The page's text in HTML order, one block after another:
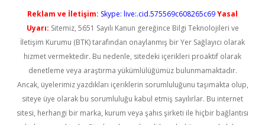
Reklam ve İletişim: Skype: live:.cid.575569c608265c69Yasal
Uyarı: Sitemiz, 5651 Sayılı Kanun gereğince Bilgi Teknolojileri ve
İletişim Kurumu (BTK) tarafından onaylanmış bir Yer Sağlayıcı olarak
hizmet vermektedir. Bu nedenle, sitedeki içerikleri proaktif olarak
denetleme veya araştırma yükümlülüğümüz bulunmamaktadır.
Ancak, üyelerimiz yazdıkları içeriklerin sorumluluğunu taşımakta olup,
siteye üye olarak bu sorumluluğu kabul etmiş sayılırlar. Bu internet
sitesi, herhangi bir marka, kurum veya şahıs şirketi ile hiçbir bağlantısı